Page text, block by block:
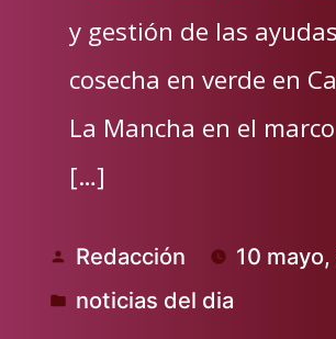
y gestión de las
cosecha en verde en
La Mancha en el
[…]
Publicado
por
Redacción 10
Publicado
noticias del dia